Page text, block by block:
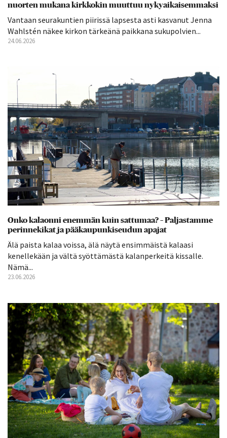
nuorten mukana kirkkokin muuttuu nykyaikaisemmaksi
Vantaan seurakuntien piirissä lapsesta asti kasvanut Jenna
Wahlstén näkee kirkon tärkeänä paikkana sukupolvien...
24.06.2026
Onko kalaonni enemmän kuin sattumaa? – Paljastamme
perinnekikat ja pääkaupunkiseudun apajat
Älä paista kalaa voissa, älä näytä ensimmäistä kalaasi
kenellekään ja vältä syöttämästä kalanperkeitä kissalle.
Nämä...
23.06.2026